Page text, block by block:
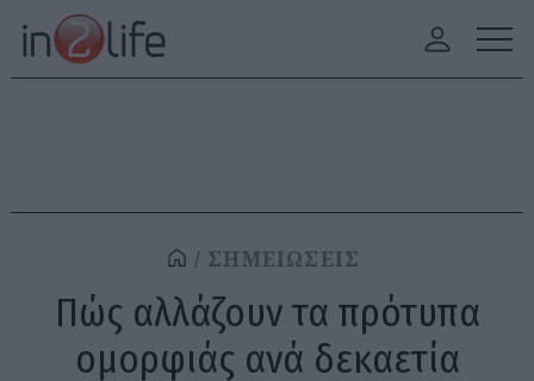
ΣΗΜΕΙΩΣΕΙΣ
Πώς αλλάζουν τα πρότυπα
ομορφιάς ανά δεκαετία